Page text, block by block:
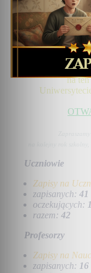
na
Uczniowie
Zapisy na
zapisanych: 41
oczekujących: 1
razem: 42
Profesorzy
Zapisy na
zapisanych: 16